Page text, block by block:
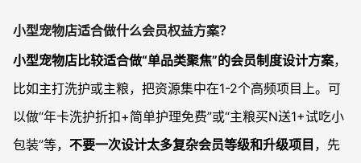
小型宠物店适合做什么会员权益方案？
小型宠物店比较适合做“单品类聚焦”的会员制度设计方案，
比如主打洗护或主粮，把资源集中在1-2个高频项目上。可
以做“年卡洗护折扣+简单护理免费”或“主粮买N送1+试吃小
包装”等， 不要一次设计太多复杂会员等级和升级项目 ，先